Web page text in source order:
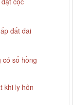
đất đai
có sổ hồng
khi ly hôn